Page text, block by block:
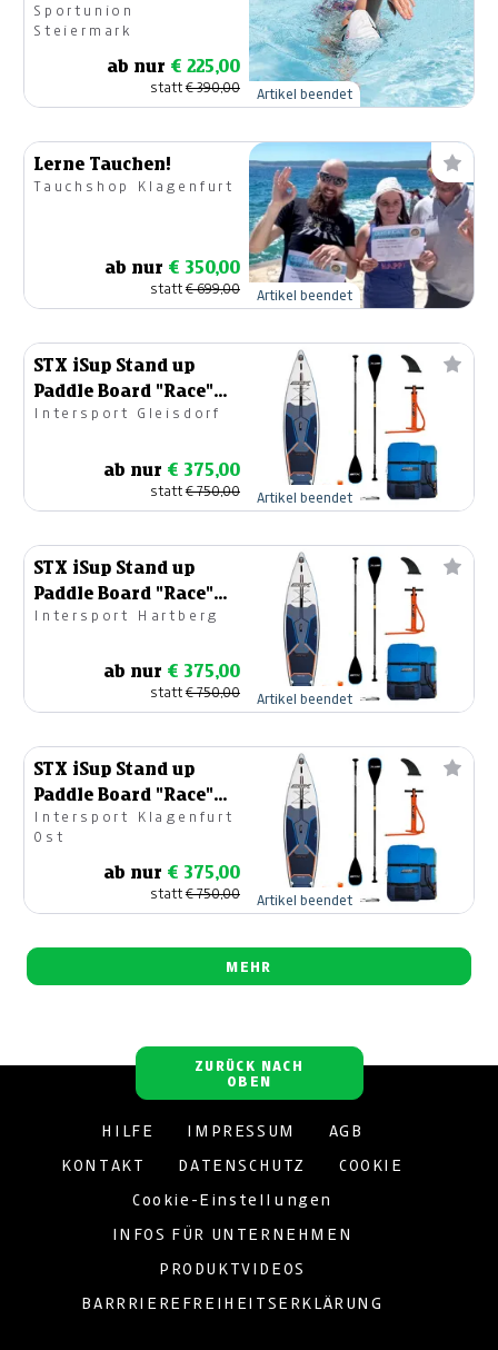
HALLENBAD
Sportunion
Steiermark
ab nur € 225,00
statt€ 390,00 Artikel beendet
Lerne Tauchen!
Tauchshop Klagenfurt
ab nur € 350,00
statt€ 699,00 Artikel beendet
STX iSup Stand up
Paddle Board "Race"
12'6" x 30 x 6'Intersport Gleisdorf
ab nur € 375,00
statt€ 750,00 Artikel beendet
STX iSup Stand up
Paddle Board "Race"
12'6" x 30 x 6'
Intersport Hartberg
ab nur € 375,00
statt€ 750,00 Artikel beendet
STX iSup Stand up
Paddle Board "Race"
12'6" x 30 x 6'
Intersport Klagenfurt
Ost
ab nur € 375,00
statt€ 750,00 Artikel beendet
MEHR
ZURÜCK NACH
OBEN
HILFE IMPRESSUM AGB
KONTAKT DATENSCHUTZ COOKIE
Cookie-Einstellungen
INFOS FÜR UNTERNEHMEN
PRODUKTVIDEOS
BARRRIEREFREIHEITSERKLÄRUNG